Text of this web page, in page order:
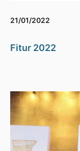
21/01/2022
Fitur 2022